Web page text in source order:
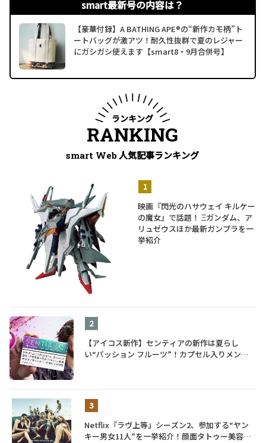
smart最新号の内容は？
【豪華付録】A BATHING APE®の“新作カモ柄”ト
ートバッグが激アツ！耐久性抜群で夏のレジャー
にガシガシ使えます【smart8・9月合併号】
ランキング
RANKING
smart Web 人気記事ランキング
映画『閃光のハサウェイ キルケー
の魔女』で話題！ Ξガンダム、ア
リュゼウスほか最新ガンプラを一
挙紹介
【アイコス新作】センティアの新作は夏らし
い“パッション フルーツ”！カプセル入りメンソ
Netflix『ラヴ上等』シーズン2、参加する“ヤン
キー男女11人”を一挙紹介！顔面タトゥー美容